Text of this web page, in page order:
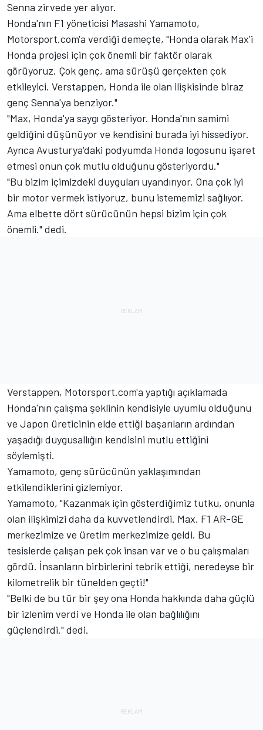
Senna zirvede yer alıyor.
Honda'nın F1 yöneticisi Masashi Yamamoto,
Motorsport.com'a verdiği demeçte, "Honda olarak Max'i
Honda projesi için çok önemli bir faktör olarak
görüyoruz. Çok genç, ama sürüşü gerçekten çok
etkileyici. Verstappen, Honda ile olan ilişkisinde biraz
genç Senna'ya benziyor."
"Max, Honda'ya saygı gösteriyor. Honda'nın samimi
geldiğini düşünüyor ve kendisini burada iyi hissediyor.
Ayrıca Avusturya'daki podyumda Honda logosunu işaret
etmesi onun çok mutlu olduğunu gösteriyordu."
"Bu bizim içimizdeki duyguları uyandırıyor. Ona çok iyi
bir motor vermek istiyoruz, bunu istememizi sağlıyor.
Ama elbette dört sürücünün hepsi bizim için çok
önemli." dedi.
Verstappen, Motorsport.com'a yaptığı açıklamada
Honda'nın çalışma şeklinin kendisiyle uyumlu olduğunu
ve Japon üreticinin elde ettiği başarıların ardından
yaşadığı duygusallığın kendisini mutlu ettiğini
söylemişti.
Yamamoto, genç sürücünün yaklaşımından
etkilendiklerini gizlemiyor.
Yamamoto, "Kazanmak için gösterdiğimiz tutku, onunla
olan ilişkimizi daha da kuvvetlendirdi. Max, F1 AR-GE
merkezimize ve üretim merkezimize geldi. Bu
tesislerde çalışan pek çok insan var ve o bu çalışmaları
gördü. İnsanların birbirlerini tebrik ettiği, neredeyse bir
kilometrelik bir tünelden geçti!"
"Belki de bu tür bir şey ona Honda hakkında daha güçlü
bir izlenim verdi ve Honda ile olan bağlılığını
güçlendirdi." dedi.